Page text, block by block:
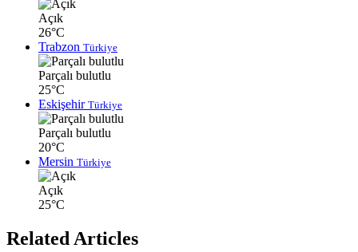
Açık
26°C
Trabzon Türkiye
Parçalı bulutlu
25°C
Eskişehir Türkiye
Parçalı bulutlu
20°C
Mersin Türkiye
Açık
25°C
Related Articles